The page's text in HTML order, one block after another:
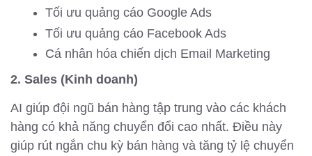
Tối ưu quảng cáo Google Ads
Tối ưu quảng cáo Facebook Ads
Cá nhân hóa chiến dịch Email Marketing
2. Sales (Kinh doanh)
AI giúp đội ngũ bán hàng tập trung vào các khách
hàng có khả năng chuyển đổi cao nhất. Điều này
giúp rút ngắn chu kỳ bán hàng và tăng tỷ lệ chuyển